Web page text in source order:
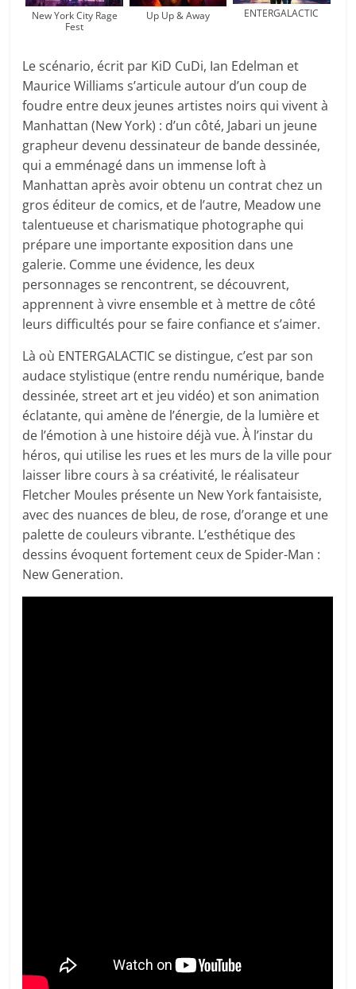
New York City Rage
Fest
Up Up & Away ENTERGALACTIC
Le scénario, écrit par KiD CuDi, Ian Edelman et
Maurice Williams s’articule autour d’un coup de
foudre entre deux jeunes artistes noirs qui vivent à
Manhattan (New York) : d’un côté, Jabari un jeune
grapheur devenu dessinateur de bande dessinée,
qui a emménagé dans un immense loft à
Manhattan après avoir obtenu un contrat chez un
gros éditeur de comics, et de l’autre, Meadow une
talentueuse et charismatique photographe qui
prépare une importante exposition dans une
galerie. Comme une évidence, les deux
personnages se rencontrent, se découvrent,
apprennent à vivre ensemble et à mettre de côté
leurs difficultés pour se faire confiance et s’aimer.
Là où ENTERGALACTIC se distingue, c’est par son
audace stylistique (entre rendu numérique, bande
dessinée, street art et jeu vidéo) et son animation
éclatante, qui amène de l’énergie, de la lumière et
de l’émotion à une histoire déjà vue. À l’instar du
héros, qui utilise les rues et les murs de la ville pour
laisser libre cours à sa créativité, le réalisateur
Fletcher Moules présente un New York fantaisiste,
avec des nuances de bleu, de rose, d’orange et une
palette de couleurs vibrante. L’esthétique des
dessins évoquent fortement ceux de Spider-Man :
New Generation.